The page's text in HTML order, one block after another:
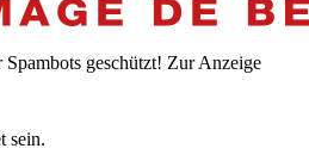
geschützt! Zur Anzeige
sein.